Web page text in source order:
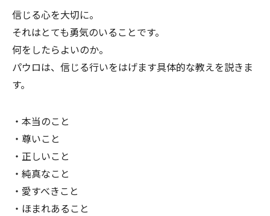
信じる心を大切に。
それはとても勇気のいることです。
何をしたらよいのか。
パウロは、信じる行いをはげます具体的な教えを説きま
す。
・本当のこと
・尊いこと
・正しいこと
・純真なこと
・愛すべきこと
・ほまれあること